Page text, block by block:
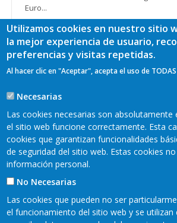
Euro...
Paginación
Página
Utilizamos cookies en nuestro sitio
la mejor experiencia de usuario,
preferencias y visitas repetidas.
Al hacer clic en "Aceptar", acepta el uso de
Necesarias
Las cookies necesarias son absolutamente
el sitio web funcione correctamente. Esta
cookies que garantizan funcionalidades
de seguridad del sitio web. Estas cookies
información personal.
No Necesarias
Las cookies que pueden no ser
el funcionamiento del sitio web y se utilizan